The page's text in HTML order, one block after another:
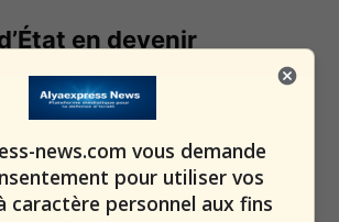
en devenir
parole du gouvernement a salué « la
des forces de l’ordre ».
Gérald Darmanin, a demandé un
les vulnérabilités du dispositif de
news.com vous demande
pour utiliser vos
caractère personnel aux fins